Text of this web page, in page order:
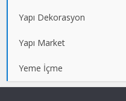
Yapı Dekorasyon
Yapı Market
Yeme İçme